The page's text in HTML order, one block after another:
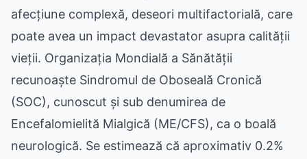
afecțiune complexă, deseori multifactorială, care
poate avea un impact devastator asupra calității
vieții. Organizația Mondială a Sănătății
recunoaște Sindromul de Oboseală Cronică
(SOC), cunoscut și sub denumirea de
Encefalomielită Mialgică (ME/CFS), ca o boală
neurologică. Se estimează că aproximativ 0.2%